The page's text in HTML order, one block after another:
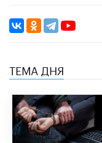
ТЕМА ДНЯ